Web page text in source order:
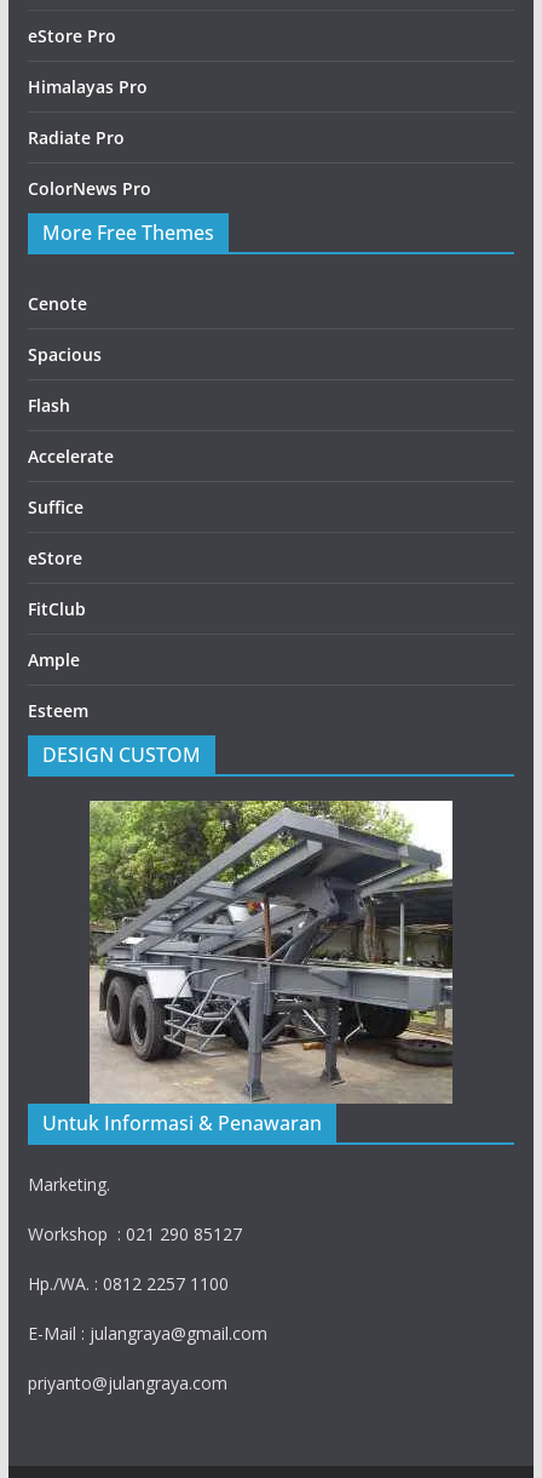
eStore Pro
Himalayas Pro
Radiate Pro
ColorNews Pro
More Free Themes
Cenote
Spacious
Flash
Accelerate
Suffice
eStore
FitClub
Ample
Esteem
DESIGN CUSTOM
Untuk Informasi & Penawaran
Marketing.
Workshop : 021 290 85127
Hp./WA. : 0812 2257 1100
E-Mail : julangraya@gmail.com
priyanto@julangraya.com